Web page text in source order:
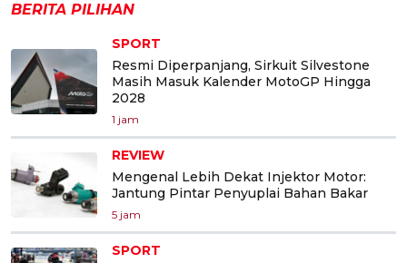
BERITA PILIHAN
SPORT
Resmi Diperpanjang, Sirkuit Silvestone
Masih Masuk Kalender MotoGP Hingga
2028
1 jam
REVIEW
Mengenal Lebih Dekat Injektor Motor:
Jantung Pintar Penyuplai Bahan Bakar
5 jam
SPORT